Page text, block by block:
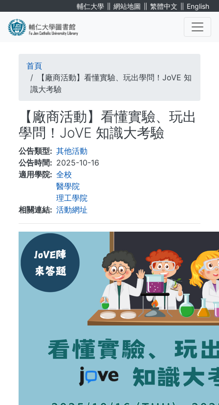
輔仁大學 ∥ 網站地圖 ∥ 繁體中文 ∥ English
導
航
連
結
首頁
【廠商活動】看懂實驗、玩出學問！JoVE 知
識大考驗
【廠商活動】看懂實驗、玩出
學問！JoVE 知識大考驗
公告類型
其他活動
公告時間
2025-10-16
適用學院
全校
醫學院
理工學院
相關連結
活動網址